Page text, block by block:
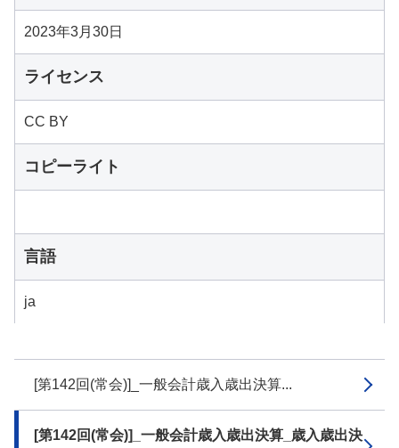
[第142回(常会)]_一般会計歳入歳出決算...
[第142回(常会)]_一般会計歳入歳出決算_歳入歳出決
2023年3月30日
ライセンス
CC BY
コピーライト
言語
ja